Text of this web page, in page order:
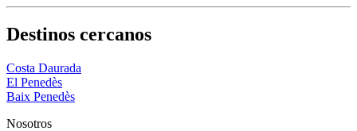
Destinos cercanos
Costa Daurada
El Penedès
Baix Penedès
Nosotros